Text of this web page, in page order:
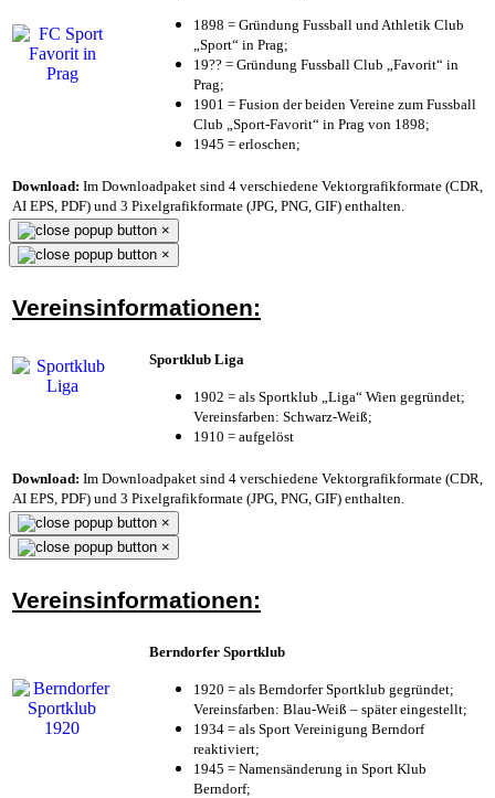
1898 = Gründung Fussball und Athletik Club
„Sport“ in Prag;
19?? = Gründung Fussball Club „Favorit“ in
Prag;
1901 = Fusion der beiden Vereine zum Fussball
Club „Sport-Favorit“ in Prag von 1898;
1945 = erloschen;
Download: Im Downloadpaket sind 4 verschiedene Vektorgrafikformate (CDR,
AI EPS, PDF) und 3 Pixelgrafikformate (JPG, PNG, GIF) enthalten.
×
×
Vereinsinformationen:
Sportklub Liga
1902 = als Sportklub „Liga“ Wien gegründet;
Vereinsfarben: Schwarz-Weiß;
1910 = aufgelöst
Download: Im Downloadpaket sind 4 verschiedene Vektorgrafikformate (CDR,
AI EPS, PDF) und 3 Pixelgrafikformate (JPG, PNG, GIF) enthalten.
×
×
Vereinsinformationen:
Berndorfer Sportklub
1920 = als Berndorfer Sportklub gegründet;
Vereinsfarben: Blau-Weiß – später eingestellt;
1934 = als Sport Vereinigung Berndorf
reaktiviert;
1945 = Namensänderung in Sport Klub
Berndorf;